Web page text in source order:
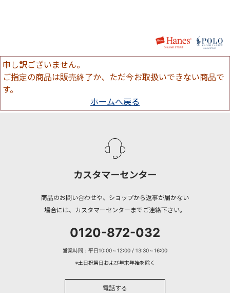
申し訳ございません。
ご指定の商品は販売終了か、ただ今お取扱いできない商品で
す。
ホームへ戻る
カスタマーセンター
商品のお問い合わせや、ショップから返事が届かない
場合には、カスタマーセンターまでご連絡下さい。
0120-872-032
営業時間：平日10:00～12:00 / 13:30～16:00
※土日祝祭日および年末年始を除く
電話する